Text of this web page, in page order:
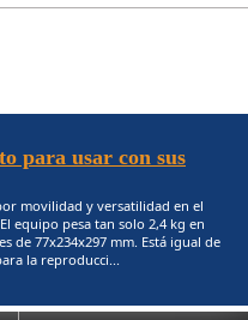
para usar con sus
movilidad y versatilidad en el
equipo pesa tan solo 2,4 kg en
de 77x234x297 mm. Está igual de
la reproducci...